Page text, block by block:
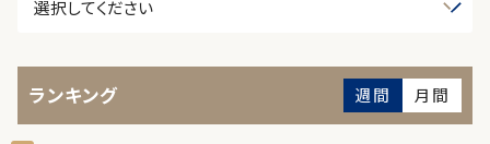
ランキング 週間 月間